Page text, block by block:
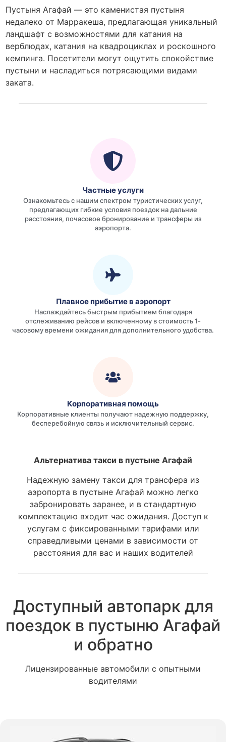
Пустыня Агафай — это каменистая пустыня
недалеко от Марракеша, предлагающая уникальный
ландшафт с возможностями для катания на
верблюдах, катания на квадроциклах и роскошного
кемпинга. Посетители могут ощутить спокойствие
пустыни и насладиться потрясающими видами
заката.
Частные услуги
Ознакомьтесь с нашим спектром туристических услуг,
предлагающих гибкие условия поездок на дальние
расстояния, почасовое бронирование и трансферы из
аэропорта.
Плавное прибытие в аэропорт
Наслаждайтесь быстрым прибытием благодаря
отслеживанию рейсов и включенному в стоимость 1-
часовому времени ожидания для дополнительного удобства.
Корпоративная помощь
Корпоративные клиенты получают надежную поддержку,
бесперебойную связь и исключительный сервис.
Альтернатива такси в пустыне Агафай
Надежную замену такси для трансфера из
аэропорта в пустыне Агафай можно легко
забронировать заранее, и в стандартную
комплектацию входит час ожидания. Доступ к
услугам с фиксированными тарифами или
справедливыми ценами в зависимости от
расстояния для вас и наших водителей
Доступный автопарк для
поездок в пустыню Агафай
и обратно
Лицензированные автомобили с опытными
водителями